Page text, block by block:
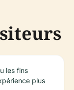
les fins
plus